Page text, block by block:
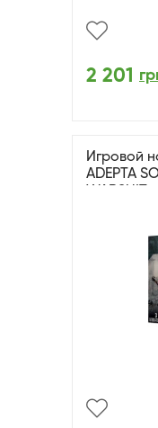
2 201
Игровой
ADEPTA